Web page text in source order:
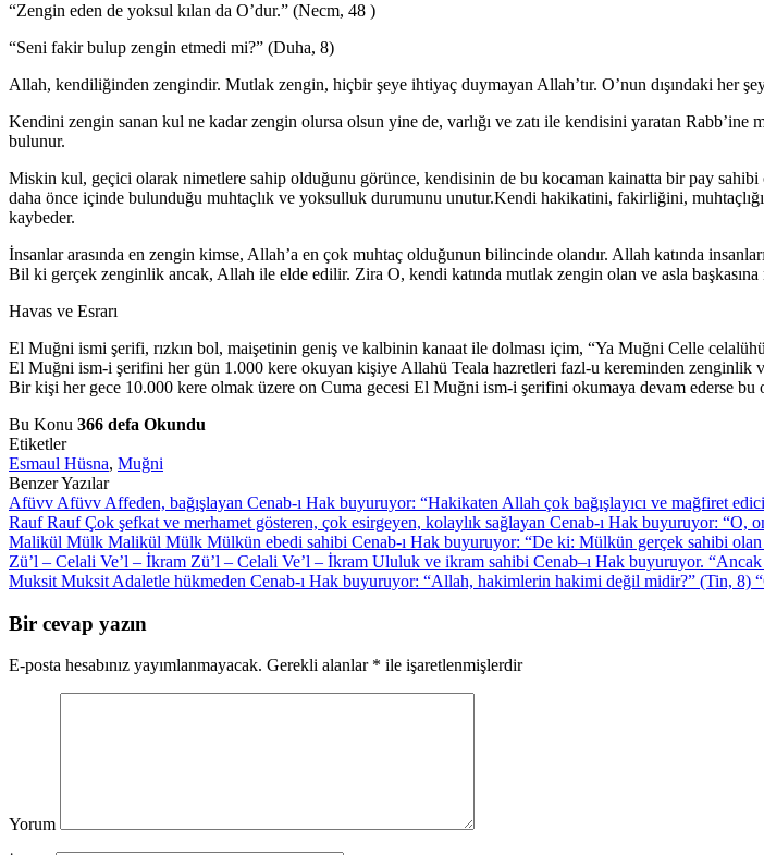
“Zengin eden de yoksul kılan da O’dur.” (Necm, 48 )
“Seni fakir bulup zengin etmedi mi?” (Duha, 8)
Allah, kendiliğinden zengindir. Mutlak zengin, hiçbir şeye ihtiyaç duymayan Allah’tır. O’nun dışındaki her
Kendini zengin sanan kul ne kadar zengin olursa olsun yine de, varlığı ve zatı ile kendisini yaratan
bulunur.
Miskin kul, geçici olarak nimetlere sahip olduğunu görünce, kendisinin de bu kocaman kainatta bir pay
daha önce içinde bulunduğu muhtaçlık ve yoksulluk durumunu unutur.Kendi hakikatini, fakirliğini,
kaybeder.
İnsanlar arasında en zengin kimse, Allah’a en çok muhtaç olduğunun bilincinde olandır. Allah katında
Bil ki gerçek zenginlik ancak, Allah ile elde edilir. Zira O, kendi katında mutlak zengin olan ve asla başkasına
Havas ve Esrarı
El Muğni ismi şerifi, rızkın bol, maişetinin geniş ve kalbinin kanaat ile dolması içim, “Ya Muğni Celle
El Muğni ism-i şerifini her gün 1.000 kere okuyan kişiye Allahü Teala hazretleri fazl-u kereminden zenginlik
Bir kişi her gece 10.000 kere olmak üzere on Cuma gecesi El Muğni ism-i şerifini okumaya devam ederse
Bu Konu 366 defa Okundu
Etiketler
Esmaul Hüsna, Muğni
Benzer Yazılar
Afüvv Afüvv Affeden, bağışlayan Cenab-ı Hak buyuruyor: “Hakikaten Allah çok bağışlayıcı ve mağfiret
Rauf Rauf Çok şefkat ve merhamet gösteren, çok esirgeyen, kolaylık sağlayan Cenab-ı Hak buyuruyor: “O,
Malikül Mülk Malikül Mülk Mülkün ebedi sahibi Cenab-ı Hak buyuruyor: “De ki: Mülkün gerçek sahibi olan
Zü’l – Celali Ve’l – İkram Zü’l – Celali Ve’l – İkram Ululuk ve ikram sahibi Cenab–ı Hak buyuruyor. “Ancak
Muksit Muksit Adaletle hükmeden Cenab-ı Hak buyuruyor: “Allah, hakimlerin hakimi değil midir?” (Tin, 8)
Bir cevap yazın
E-posta hesabınız yayımlanmayacak. Gerekli alanlar * ile işaretlenmişlerdir
Yorum